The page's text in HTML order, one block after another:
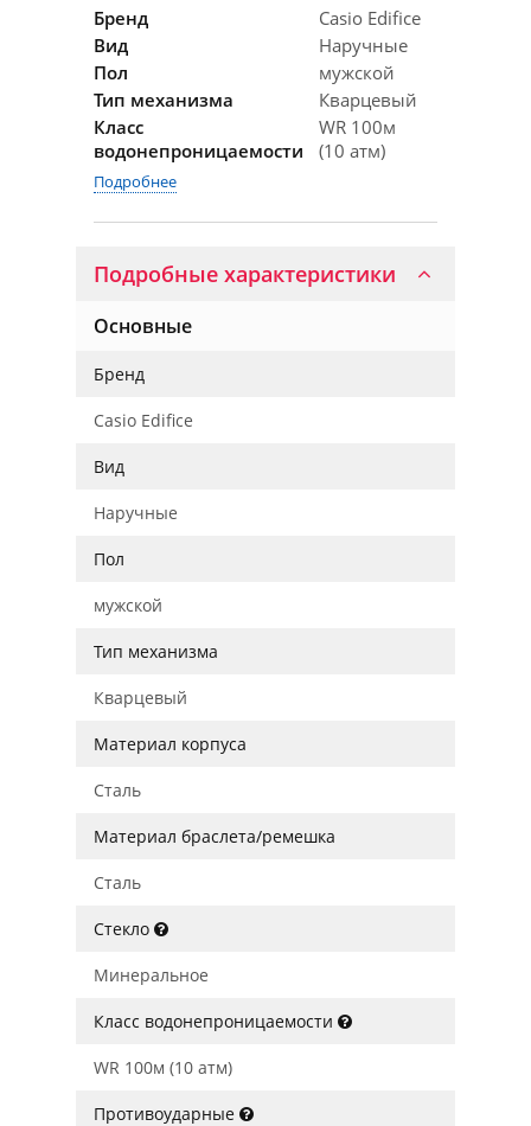
Бренд
Casio Edifice
Вид
Наручные
Пол
мужской
Тип механизма
Кварцевый
Класс
водонепроницаемости
WR 100м
(10 атм)
Подробнее
Подробные характеристики
Основные
Бренд
Casio Edifice
Вид
Наручные
Пол
мужской
Тип механизма
Кварцевый
Материал корпуса
Сталь
Материал браслета/ремешка
Сталь
Стекло
Минеральное
Класс водонепроницаемости
WR 100м (10 атм)
Противоударные